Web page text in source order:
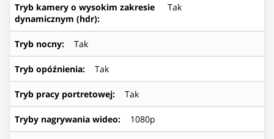
Tryb kamery o wysokim zakresie
dynamicznym (hdr):
Tak
Tryb nocny: Tak
Tryb opóźnienia: Tak
Tryb pracy portretowej: Tak
Tryby nagrywania wideo: 1080p